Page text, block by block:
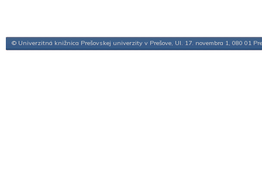
© Univerzitná knižnica Prešovskej univerzity v Prešove, Ul. 17. novembra 1, 080 01